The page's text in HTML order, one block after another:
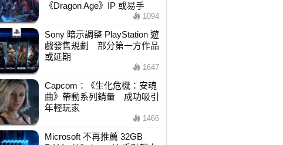
《Dragon Age》IP 或易手
1094
Sony 暗示調整 PlayStation 遊
戲發售規劃 部分第一方作品
或延期
1647
Capcom：《生化危機：安魂
曲》帶動系列銷量 成功吸引
年輕玩家
1466
Microsoft 不再推薦 32GB